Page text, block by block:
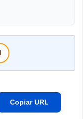
Copiar URL